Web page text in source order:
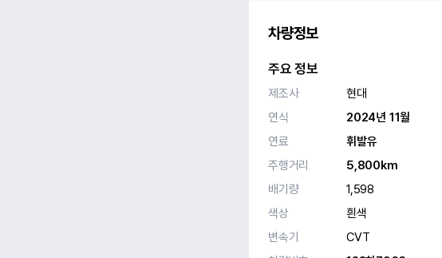
차량정보
주요 정보
제조사
현대
연식
2024년 11월
연료
휘발유
주행거리
5,800km
배기량
1,598
색상
흰색
변속기
CVT